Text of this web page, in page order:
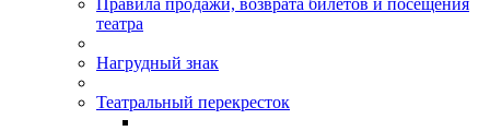
Правила продажи, возврата билетов и посещения
театра
Нагрудный знак
Театральный перекресток